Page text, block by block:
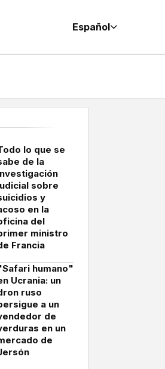
Español
lo que se
de la
sobre
y
en la
del
ministro
Francia
humano"
Ucrania: un
ruso
a un
de
en un
de